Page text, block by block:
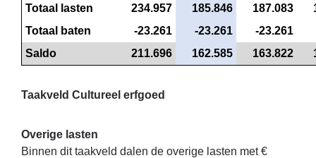
Totaal lasten
234.957 185.846 187.083
Totaal baten
-23.261 -23.261
-23.261
Saldo
211.696 162.585 163.822
Taakveld Cultureel erfgoed
Overige lasten
Binnen dit taakveld dalen de overige lasten met €